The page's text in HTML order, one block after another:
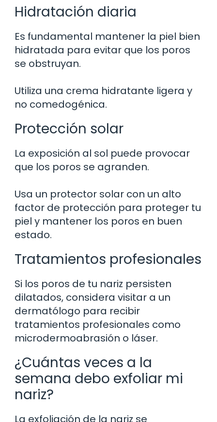
Hidratación diaria
Es fundamental mantener la piel bien
hidratada para evitar que los poros
se obstruyan.
Utiliza una crema hidratante ligera y
no comedogénica.
Protección solar
La exposición al sol puede provocar
que los poros se agranden.
Usa un protector solar con un alto
factor de protección para proteger tu
piel y mantener los poros en buen
estado.
Tratamientos profesionales
Si los poros de tu nariz persisten
dilatados, considera visitar a un
dermatólogo para recibir
tratamientos profesionales como
microdermoabrasión o láser.
¿Cuántas veces a la
semana debo exfoliar mi
nariz?
La exfoliación de la nariz se